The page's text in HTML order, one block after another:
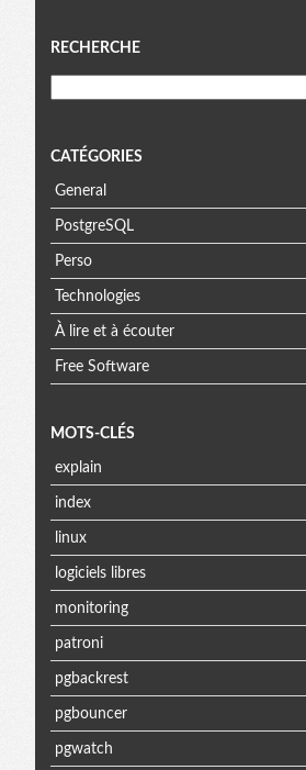
Menu
RECHERCHE
CATÉGORIES
General
PostgreSQL
Perso
Technologies
À lire et à écouter
Free Software
MOTS-CLÉS
explain
index
linux
logiciels libres
monitoring
patroni
pgbackrest
pgbouncer
pgwatch